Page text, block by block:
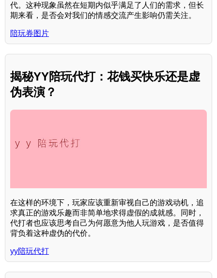
代。这种现象虽然在短期内似乎满足了人们的需求，但长
期来看，是否会对我们的情感交流产生影响仍需关注。
陪玩券图片
揭秘YY陪玩代打：花钱买快乐还是虚
伪表演？
在这样的环境下，玩家应该重新审视自己的游戏动机，追
求真正的游戏乐趣而非简单地求得虚假的成就感。同时，
代打者也应该思考自己为何愿意为他人玩游戏，是否值得
背负着这种虚伪的代价。
yy陪玩代打